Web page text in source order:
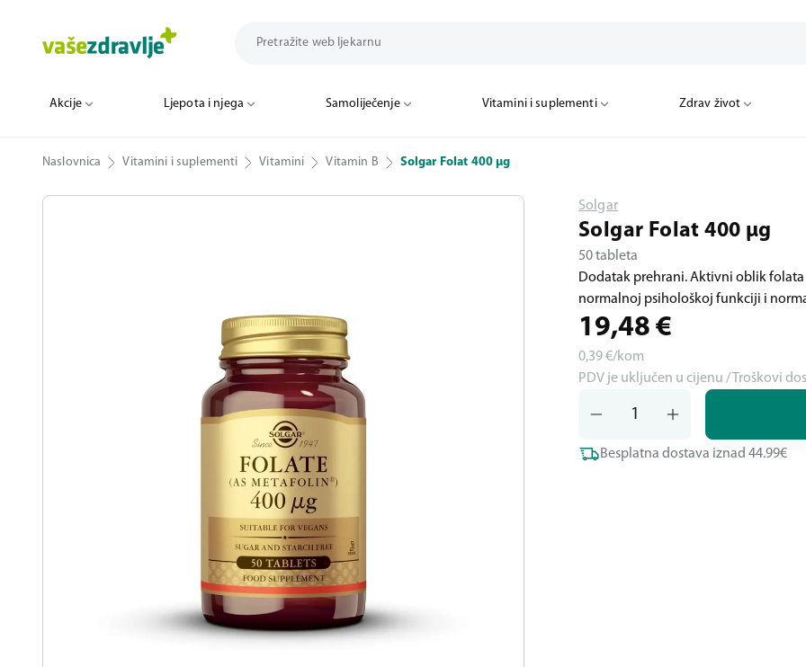
Akcije Ljepota i njega Samoliječenje Vitamini i suplementi Zdrav život
Naslovnica Vitamini i suplementi Vitamini Vitamin B Solgar Folat 400 µg
Solgar
Solgar Folat 400 µg
50 tableta
Dodatak prehrani. Aktivni oblik
normalnoj psihološkoj funkciji i
19,48 €
0,39€/kom
PDV je uključen u cijenu / Troškovi
Besplatna dostava iznad 44.99€